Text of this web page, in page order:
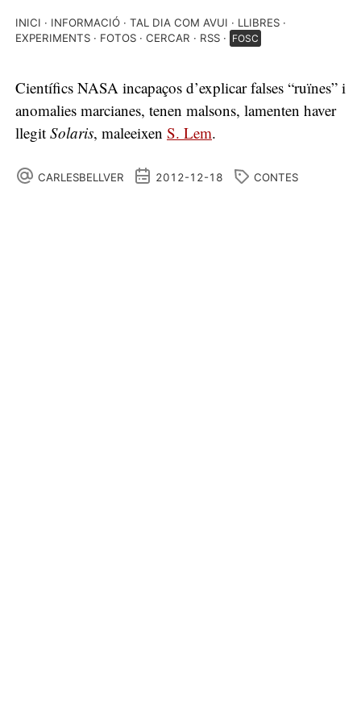
INICI INFORMACIÓ TAL DIA COM AVUI
LLIBRES
EXPERIMENTS
FOTOS CERCAR RSS FOSC
Científics NASA incapaços d’explicar falses “ruïnes” i
anomalies marcianes, tenen malsons, lamenten haver
llegit Solaris, maleeixen S. Lem.
CARLESBELLVER 2012-12-18 CONTES